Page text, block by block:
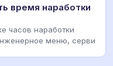
время наработки
часов наработки
меню, серви